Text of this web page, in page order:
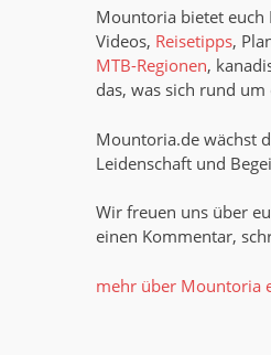
Mountoria bietet euch
Videos, Reisetipps,
MTB-Regionen,
das, was sich rund
Mountoria.de wächst
Leidenschaft und
Wir freuen uns über
einen Kommentar,
mehr über Mountoria